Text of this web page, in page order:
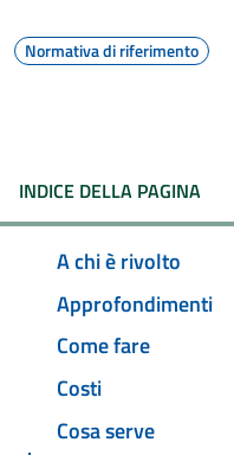
Normativa di riferimento
INDICE DELLA PAGINA
A chi è rivolto
Approfondimenti
Come fare
Costi
Cosa serve